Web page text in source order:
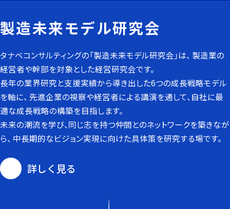
製造未来モデル研究会
タナベコンサルティングの「製造未来モデル研究会」は、 製造業の
経営者や幹部を対象とした経営研究会です。
長年の業界研究と支援実績から導き出した6つの成長戦略モデル
を軸に、 先進企業の視察や経営者による講演を通して、 自社に最
適な成長戦略の構築を目指します。
未来の潮流を学び、 同じ志を持つ仲間とのネットワークを築きなが
ら、 中長期的なビジョン実現に向けた具体策を研究する場です。
詳しく見る